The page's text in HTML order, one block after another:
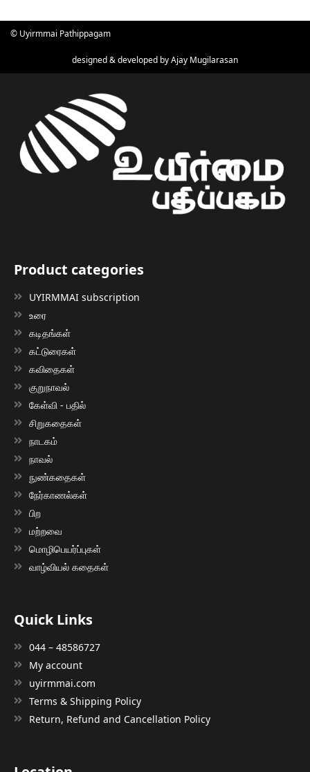
© Uyirmmai Pathippagam
designed & developed byAjay Mugilarasan
Product categories
UYIRMMAI subscription
உரை
கடிதங்கள்
கட்டுரைகள்
கவிதைகள்
குறுநாவல்
கேள்வி - பதில்
சிறுகதைகள்
நாடகம்
நாவல்
நுண்கதைகள்
நேர்காணல்கள்
பிற
மற்றவை
மொழிபெயர்ப்புகள்
வாழ்வியல் கதைகள்
Quick Links
044 – 48586727
My account
uyirmmai.com
Terms & Shipping Policy
Return, Refund and Cancellation Policy